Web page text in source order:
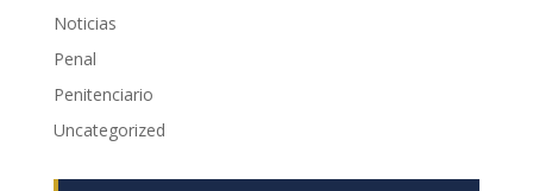
Noticias
Penal
Penitenciario
Uncategorized